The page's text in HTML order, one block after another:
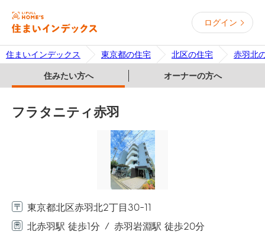
ログイン
住まいインデックス 東京都の住宅 北区の住宅 赤羽北
住みたい方へ オーナーの方へ
フラタニティ赤羽
東京都北区赤羽北2丁目30-11
北赤羽駅 徒歩1分
赤羽岩淵駅 徒歩20分